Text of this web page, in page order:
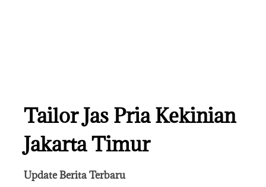
Tailor Jas Pria Kekinian
Jakarta Timur
Update Berita Terbaru